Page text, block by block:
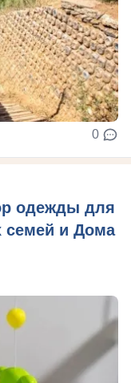
0
одежды для
семей и Дома